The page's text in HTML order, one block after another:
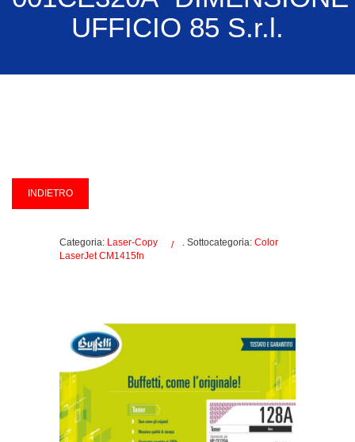
UFFICIO 85 S.r.l.
Categoria: Laser-Copy . Sottocategoria: Color
LaserJet CM1415fn